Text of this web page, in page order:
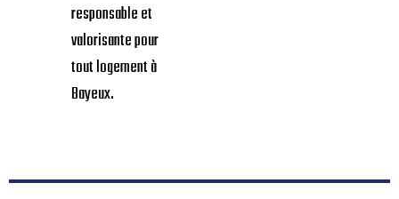
responsable et
valorisante pour
tout logement à
Bayeux.